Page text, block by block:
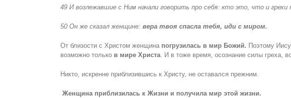
49 И возлежавшие с Ним начали говорить про себя: кто это, что и
50 Он же сказал женщине: вера твоя спасла тебя, иди с миром.
От близости с Христом женщина погрузилась в мир Божий. Поэтому
возможно только в мире Христа. И в тоже время, осознание силы греха,
Никто, искренне приблизившись к Христу, не оставался прежним.
Женщина приблизилась к Жизни и получила мир этой жизни.